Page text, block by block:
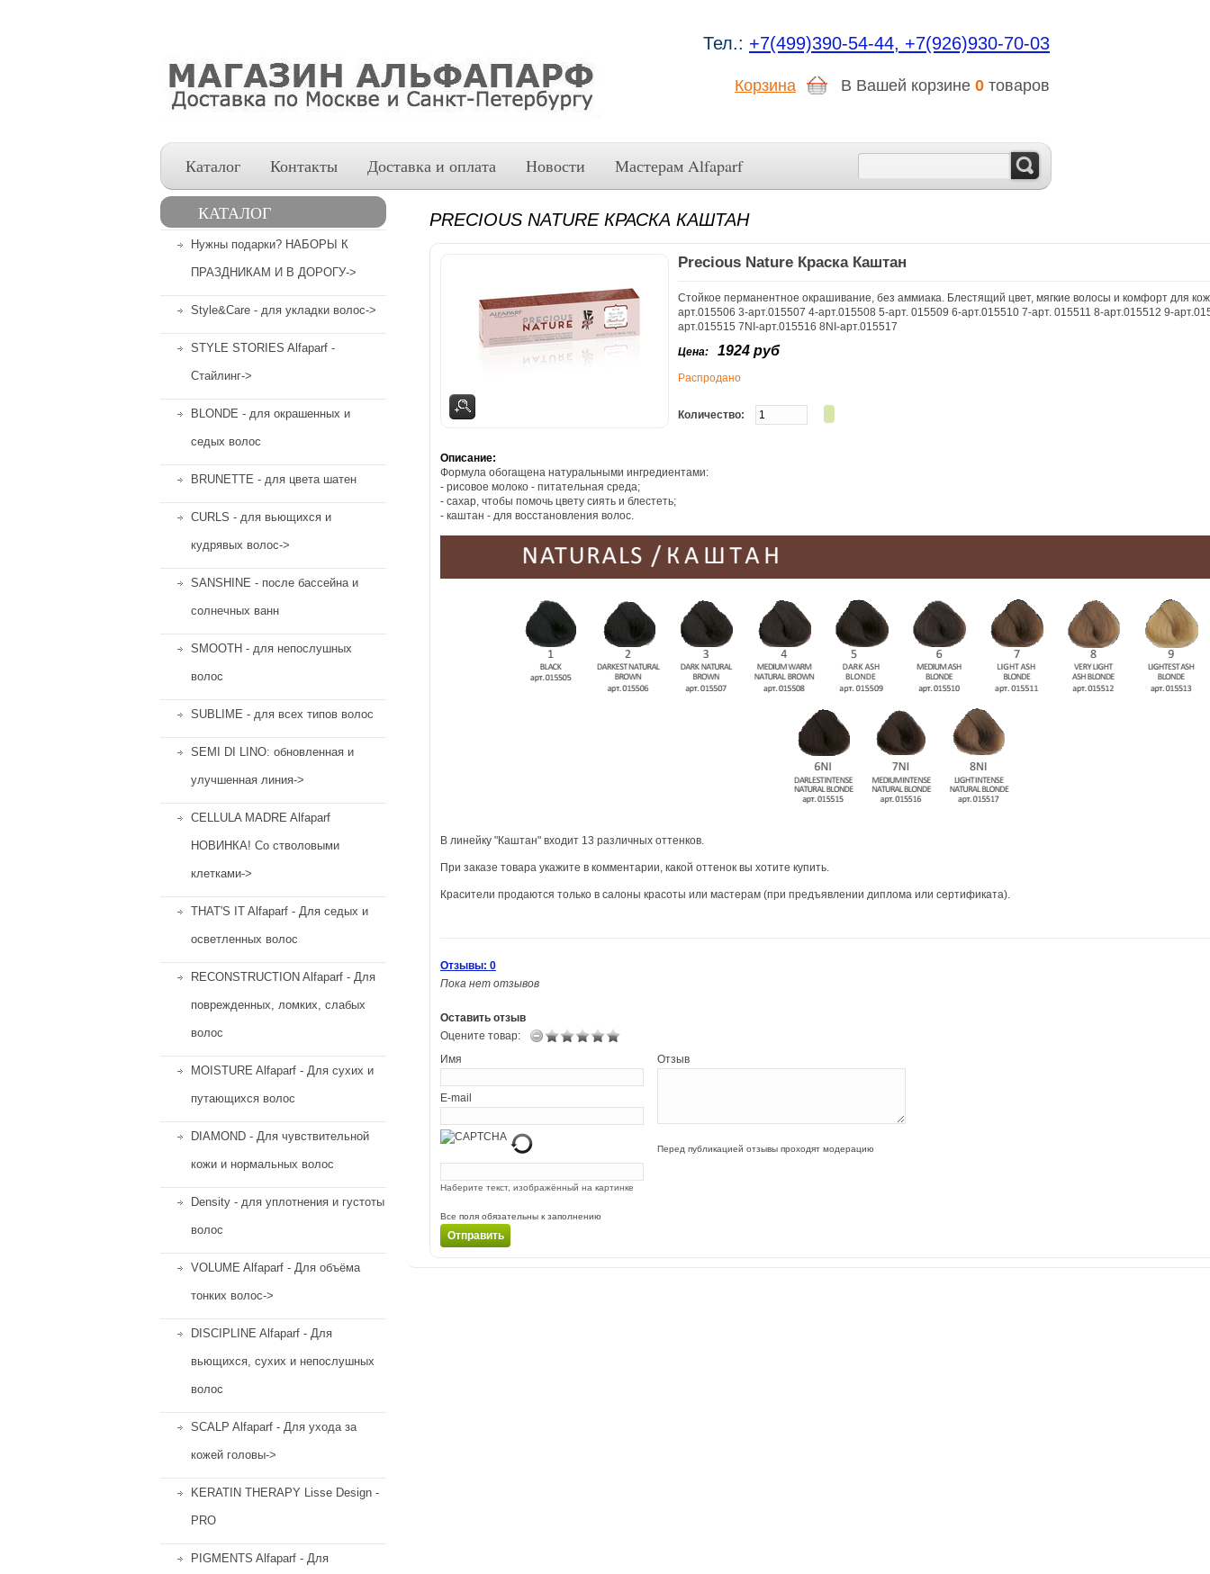
Тел.: +7(499)390-54-44, +7(926)930-70-03
Корзина В Вашей корзине 0 товаров
Каталог Контакты Доставка и оплата Новости Мастерам Alfaparf
КАТАЛОГ
Нужны подарки? НАБОРЫ К
ПРАЗДНИКАМ И В ДОРОГУ->
Style&Care - для укладки волос->
STYLE STORIES Alfaparf -
Стайлинг->
BLONDE - для окрашенных и
седых волос
BRUNETTE - для цвета шатен
CURLS - для вьющихся и
кудрявых волос->
SANSHINE - после бассейна и
солнечных ванн
SMOOTH - для непослушных
волос
SUBLIME - для всех типов волос
SEMI DI LINO: обновленная и
улучшенная линия->
CELLULA MADRE Alfaparf
НОВИНКА! Со стволовыми
клетками->
THAT'S IT Alfaparf - Для седых и
осветленных волос
RECONSTRUCTION Alfaparf - Для
поврежденных, ломких, слабых
волос
MOISTURE Alfaparf - Для сухих и
путающихся волос
DIAMOND - Для чувствительной
кожи и нормальных волос
Density - для уплотнения и густоты
волос
VOLUME Alfaparf - Для объёма
тонких волос->
DISCIPLINE Alfaparf - Для
вьющихся, сухих и непослушных
волос
SCALP Alfaparf - Для ухода за
кожей головы->
KERATIN THERAPY Lisse Design -
PRO
PIGMENTS Alfaparf - Для
PRECIOUS NATURE КРАСКА КАШТАН
Precious Nature Краска Каштан
Стойкое перманентное окрашивание, без аммиака. Блестящий цвет, мягкие волосы и комфорт для
арт.015506 3-арт.015507 4-арт.015508 5-арт. 015509 6-арт.015510 7-арт. 015511 8-арт.015512 9-
арт.015515 7NI-арт.015516 8NI-арт.015517
Цена:
1924 руб
Распродано
Количество:
Описание:
Формула обогащена натуральными ингредиентами:
- рисовое молоко - питательная среда;
- сахар, чтобы помочь цвету сиять и блестеть;
- каштан - для восстановления волос.
В линейку "Каштан" входит 13 различных оттенков.
При заказе товара укажите в комментарии, какой оттенок вы хотите купить.
Красители продаются только в салоны красоты или мастерам (при предъявлении диплома или сертификата).
Отзывы: 0
Пока нет отзывов
Оставить отзыв
Оцените товар:
Имя
E-mail
Наберите текст, изображённый на картинке
Все поля обязательны к заполнению
Отзыв
Перед публикацией отзывы проходят модерацию